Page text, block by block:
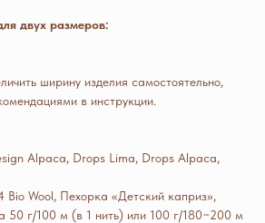
двух размеров:
ширину изделия самостоятельно,
в инструкции.
Alpaca, Drops Lima, Drops Alpaca,
Bio Wool, Пехорка «Детский каприз»,
50 г/100 м (в 1 нить) или 100 г/180−200 м